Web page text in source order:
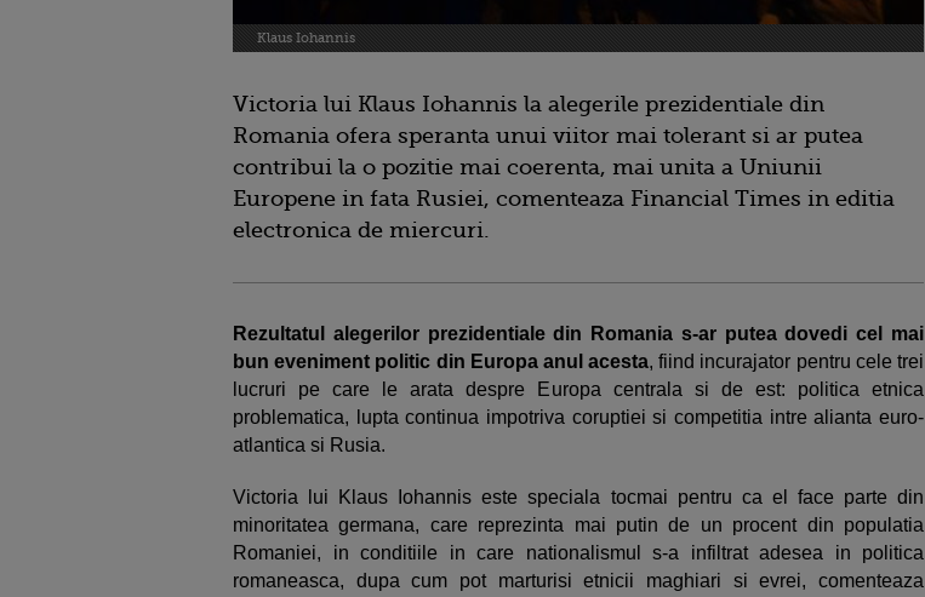
Klaus Iohannis
Victoria lui Klaus Iohannis la alegerile prezidentiale din
Romania ofera speranta unui viitor mai tolerant si ar putea
contribui la o pozitie mai coerenta, mai unita a Uniunii
Europene in fata Rusiei, comenteaza Financial Times in editia
electronica de miercuri.
Rezultatul alegerilor prezidentiale din Romania s-ar putea dovedi cel mai
bun eveniment politic din Europa anul acesta, fiind incurajator pentru cele trei
lucruri pe care le arata despre Europa centrala si de est: politica etnica
problematica, lupta continua impotriva coruptiei si competitia intre alianta euro-
atlantica si Rusia.
Victoria lui Klaus Iohannis este speciala tocmai pentru ca el face parte din
minoritatea germana, care reprezinta mai putin de un procent din populatia
Romaniei, in conditiile in care nationalismul s-a infiltrat adesea in politica
romaneasca, dupa cum pot marturisi etnicii maghiari si evrei, comenteaza